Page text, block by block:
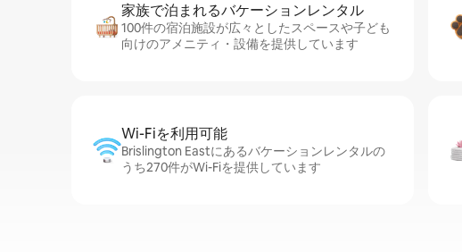
家族で泊まれるバ⁠ケ⁠ー⁠シ⁠ョ⁠ンレ⁠ン⁠タ⁠ル
100件の宿泊施設が広々としたスペースや子ども
向けのアメニティ・設備を提供しています
Wi-Fiを利⁠用⁠可⁠能
Brislington Eastにあるバケーションレンタルの
うち270件がWi-Fiを提供しています